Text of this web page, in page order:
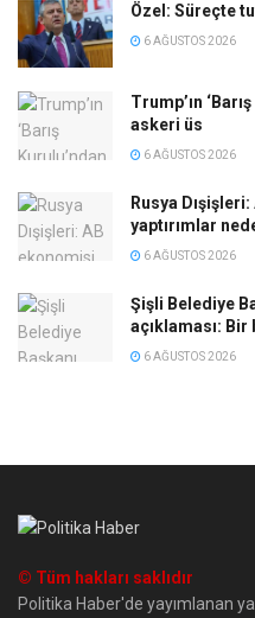
Özel: Süreçte
6 AĞUSTOS 2026
Trump’ın
askeri üs
6 AĞUSTOS 2026
Rusya
yaptırımlar
6 AĞUSTOS 2026
Şişli Belediye
açıklaması: Bir
6 AĞUSTOS 2026
© Tüm hakları saklıdır
Politika Haber'de yayımlanan